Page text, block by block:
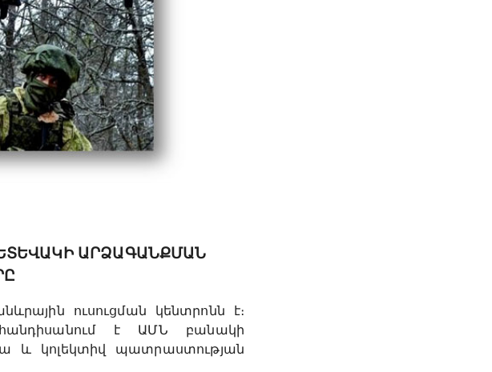
ԱՐՁԱԳԱՆՔՄԱՆ
ուսուցման կենտրոնն է։
է ԱՄՆ բանակի
և կոլեկտիվ պատրաստության